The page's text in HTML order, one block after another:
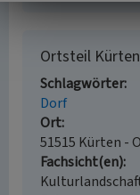
Ortsteil
Schlagwörter
Dorf
Ort
51515 Kürten -
Fachsicht(en)